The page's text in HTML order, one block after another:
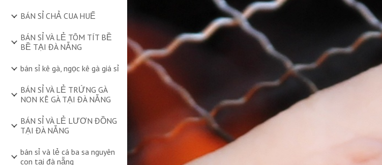
BÁN SỈ CHẢ CUA HUẾ
BÁN SỈ VÀ LẺ TÔM TÍT BỀ
BỀ TẠI ĐÀ NẴNG
bán sỉ kê gà, ngọc kê gà giá sỉ
BÁN SỈ VÀ LẺ TRỨNG GÀ
NON KÊ GÀ TẠI ĐÀ NẴNG
BÁN SỈ VÀ LẺ LƯƠN ĐỒNG
TẠI ĐÀ NẴNG
bán sỉ và lẻ cá ba sa nguyên
con tại đà nẵng